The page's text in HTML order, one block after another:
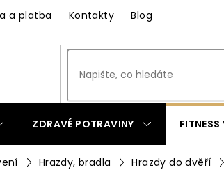
a platba Kontakty Blog
ZDRAVÉ POTRAVINY FITNESS
Hrazdy, bradla Hrazdy do dvěří